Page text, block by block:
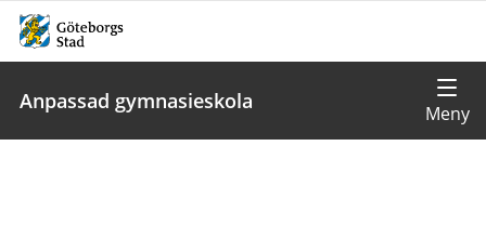
Anpassad gymnasieskola